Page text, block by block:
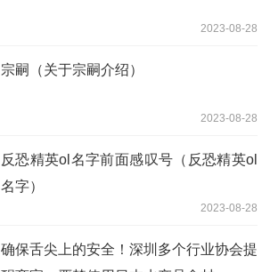
2023-08-28
宗嗣（关于宗嗣介绍）
2023-08-28
反恐精英ol名字前面感叹号（反恐精英ol
名字）
2023-08-28
确保舌尖上的安全！深圳多个行业协会提